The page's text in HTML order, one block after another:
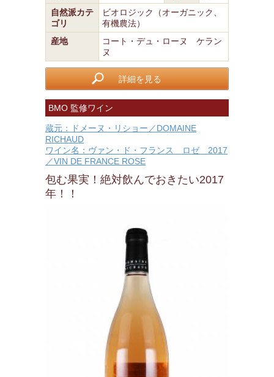
自然派カテ
ゴリ
ビオロジック（オーガニック、
有機農法）
産地
コート・デュ・ローヌ ケラン
ヌ
詳細を見る
BMO 監修ワイン
蔵元：ドメーヌ・リショー／DOMAINE
RICHAUD
ワイン名：ヴァン・ド・フランス ロゼ 2017
／VIN DE FRANCE ROSE
包む果実！絶対飲んでおきたい2017
年！！